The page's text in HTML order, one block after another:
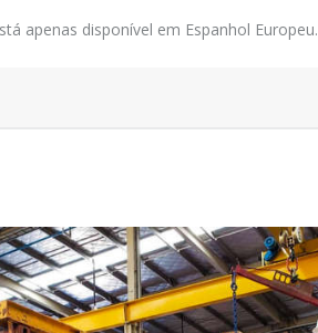
apenas disponível em Espanhol Europeu.